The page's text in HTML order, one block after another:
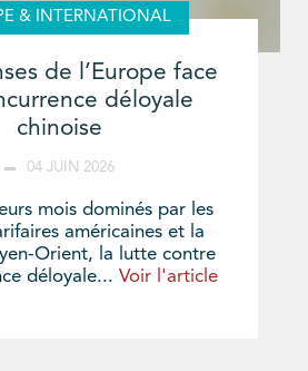
& INTERNATIONAL
de l’Europe face
déloyale
chinoise
04 JUIN 2026
mois dominés par les
américaines et la
Orient, la lutte contre
déloyale... Voir l'article